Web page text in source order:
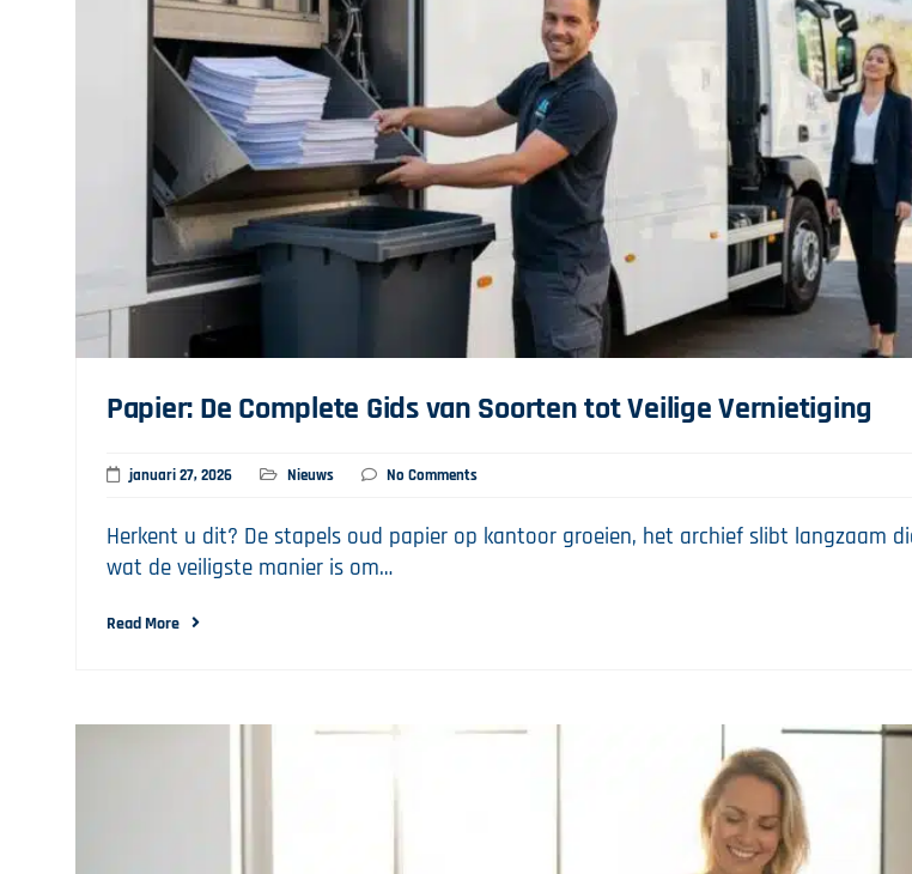
Papier: De Complete Gids van Soorten tot Veilige Vernietiging
januari 27, 2026 Nieuws No Comments
Herkent u dit? De stapels oud papier op kantoor groeien, het archief slibt langzaam
wat de veiligste manier is om…
Read More